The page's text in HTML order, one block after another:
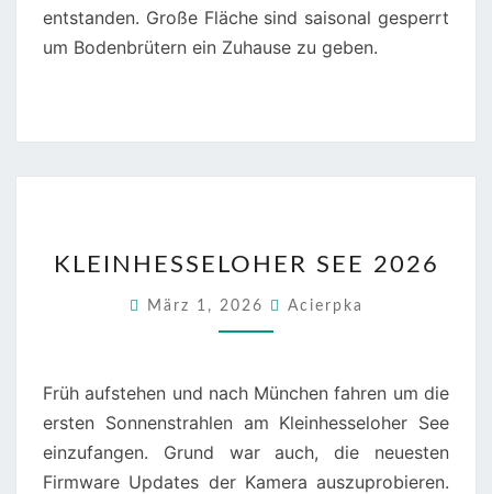
entstanden. Große Fläche sind saisonal gesperrt
um Bodenbrütern ein Zuhause zu geben.
SEE
2026
KLEINHESSELOHER SEE 2026
März 1, 2026 Acierpka
Früh aufstehen und nach München fahren um die
ersten Sonnenstrahlen am Kleinhesseloher See
einzufangen. Grund war auch, die neuesten
Firmware Updates der Kamera auszuprobieren.